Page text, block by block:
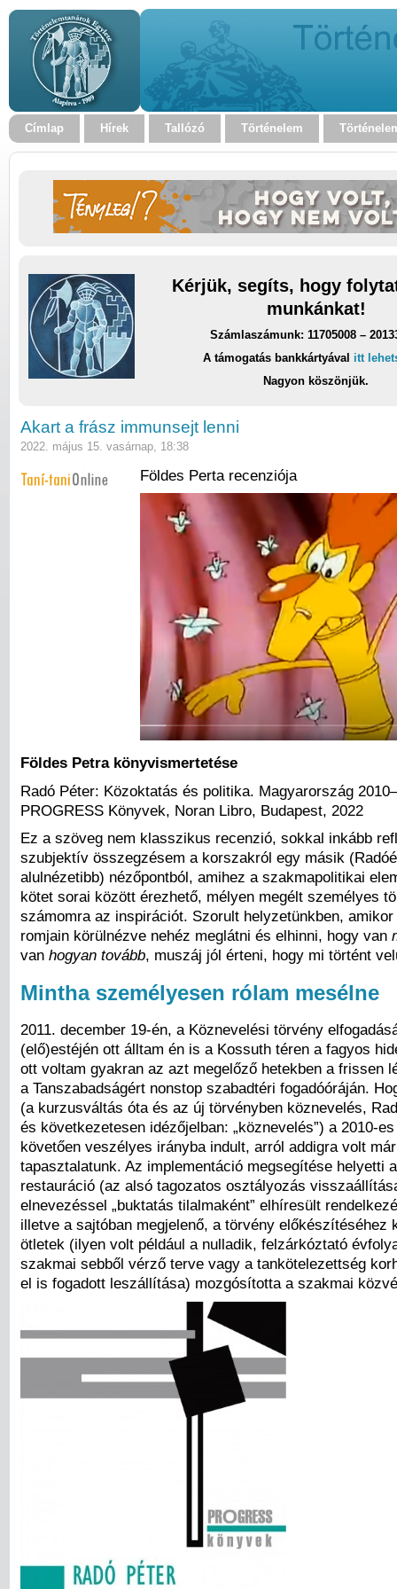
Címlap Hírek Tallózó Történelem
Kérjük, segíts, hogy
munkánkat!
Számlaszámunk: 11705008 –
A támogatás bankkártyával itt
Nagyon köszönjük.
Akart a frász immunsejt lenni
2022. május 15. vasárnap, 18:38
Földes Perta recenziója
Földes Petra könyvismertetése
Radó Péter: Közoktatás és politika. Magyarország
PROGRESS Könyvek, Noran Libro, Budapest, 2022
Ez a szöveg nem klasszikus recenzió, sokkal inkább
szubjektív összegzésem a korszakról egy másik
alulnézetibb) nézőpontból, amihez a szakmapolitikai
kötet sorai között érezhető, mélyen megélt személyes
számomra az inspirációt. Szorult helyzetünkben,
romjain körülnézve nehéz meglátni és elhinni, hogy van
van hogyan tovább, muszáj jól érteni, hogy mi történt
Mintha személyesen rólam mesélne
2011. december 19-én, a Köznevelési törvény
(elő)estéjén ott álltam én is a Kossuth téren a fagyos
ott voltam gyakran az azt megelőző hetekben a frissen
a Tanszabadságért nonstop szabadtéri fogadóóráján.
(a kurzusváltás óta és az új törvényben köznevelés,
és következetesen idézőjelban: „köznevelés”) a 2010-
követően veszélyes irányba indult, arról addigra volt
tapasztalatunk. Az implementáció megsegítése helyetti
restauráció (az alsó tagozatos osztályozás
elnevezéssel „buktatás tilalmaként” elhíresült
illetve a sajtóban megjelenő, a törvény előkészítéséhez
ötletek (ilyen volt például a nulladik, felzárkóztató
szakmai sebből vérző terve vagy a tankötelezettség
el is fogadott leszállítása) mozgósította a szakmai